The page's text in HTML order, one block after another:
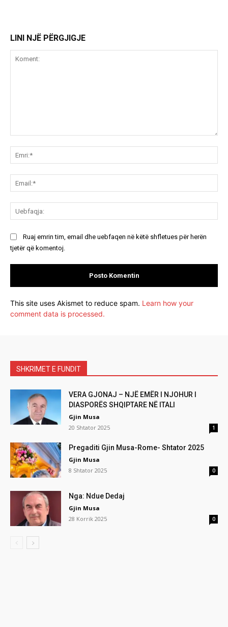
LINI NJË PËRGJIGJE
Ruaj emrin tim, email dhe uebfaqen në këtë shfletues për herën
tjetër që komentoj.
This site uses Akismet to reduce spam. Learn how your
comment data is processed.
SHKRIMET E FUNDIT
VERA GJONAJ – NJË EMËR I NJOHUR I
DIASPORËS SHQIPTARE NË ITALI
Gjin Musa
20 Shtator 2025
1
Pregaditi Gjin Musa-Rome- Shtator 2025
Gjin Musa
8 Shtator 2025
0
Nga: Ndue Dedaj
Gjin Musa
28 Korrik 2025
0